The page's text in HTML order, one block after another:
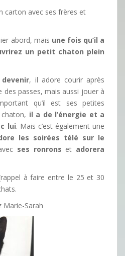
carton avec ses frères et
abord, mais une fois qu’il a
un petit chaton plein
, il adore courir après
des passes, mais aussi jouer à
qu’il est ses petites
il a de l’énergie et a
lui. Mais c’est également une
les soirées télé sur le
ses ronrons et adorera
à faire entre le 25 et 30
Marie-Sarah